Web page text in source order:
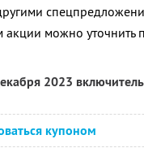
можно уточнить
2023
купоном